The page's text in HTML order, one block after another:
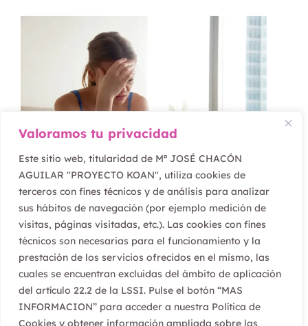
Valoramos tu privacidad
Este sitio web, titularidad de Mª JOSÉ CHACÓN
AGUILAR "PROYECTO KOAN", utiliza cookies de
terceros con fines técnicos y de análisis para analizar
sus hábitos de navegación (por ejemplo medición de
visitas, páginas visitadas, etc.). Las cookies con fines
técnicos son necesarias para el funcionamiento y la
prestación de los servicios ofrecidos en el mismo, las
cuales se encuentran excluidas del ámbito de aplicación
del artículo 22.2 de la LSSI. Pulse el botón “MAS
INFORMACION” para acceder a nuestra Política de
Cookies y obtener información ampliada sobre las
¿Vives o te preocupas?